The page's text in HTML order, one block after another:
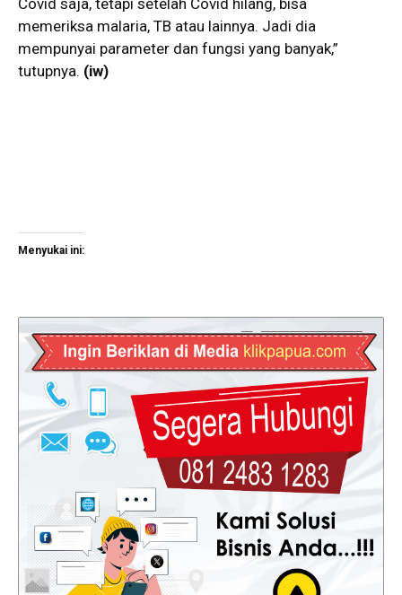
Covid saja, tetapi setelah Covid hilang, bisa
memeriksa malaria, TB atau lainnya. Jadi dia
mempunyai parameter dan fungsi yang banyak,”
tutupnya. (iw)
Menyukai ini: